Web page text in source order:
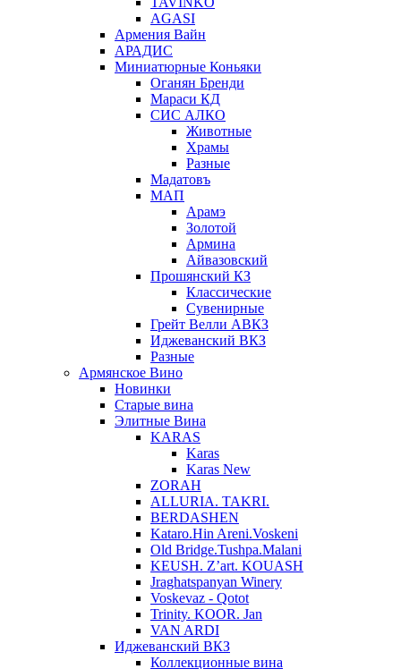
AGASI
Армения Вайн
АРАДИС
Миниатюрные Коньяки
Оганян Бренди
Мараси КД
СИС АЛКО
Животные
Храмы
Разные
Мадатовъ
МАП
Арамэ
Золотой
Армина
Айвазовский
Прошянский КЗ
Классические
Сувенирные
Грейт Велли АВКЗ
Иджеванский ВКЗ
Разные
Армянское Вино
Новинки
Старые вина
Элитные Вина
KARAS
Karas
Karas New
ZORAH
ALLURIA. TAKRI.
BERDASHEN
Kataro.Hin Areni.Voskeni
Old Bridge.Tushpa.Malani
KEUSH. Z’art. KOUASH
Jraghatspanyan Winery
Voskevaz - Qotot
Trinity. KOOR. Jan
VAN ARDI
Иджеванский ВКЗ
Коллекционные вина